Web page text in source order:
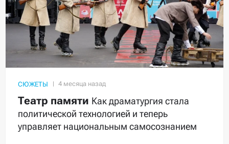
СЮЖЕТЫ
Театр памяти Как драматургия стала
политической технологией и теперь
управляет национальным самосознанием